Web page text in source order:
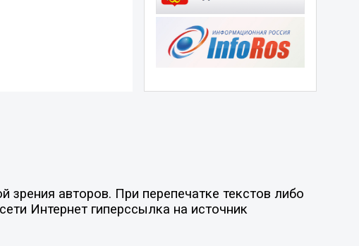
авторов. При перепечатке текстов либо
Интернет гиперссылка на источник